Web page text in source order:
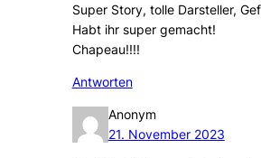
Super Story, tolle Darsteller,
Habt ihr super gemacht!
Chapeau!!!!
Antworten
Anonym
21. November 2023